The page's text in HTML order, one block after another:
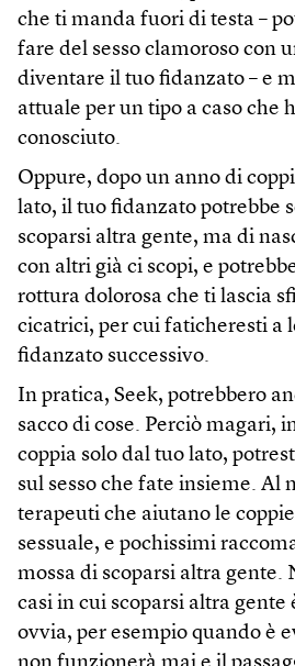
che ti manda fuori di testa –
fare del sesso clamoroso con
diventare il tuo fidanzato – e
attuale per un tipo a caso che
conosciuto.
Oppure, dopo un anno di
lato, il tuo fidanzato potrebbe
scoparsi altra gente, ma di
con altri già ci scopi, e
rottura dolorosa che ti lascia
cicatrici, per cui faticheresti a
fidanzato successivo.
In pratica, Seek, potrebbero
sacco di cose. Perciò magari,
coppia solo dal tuo lato,
sul sesso che fate insieme. Al
terapeuti che aiutano le
sessuale, e pochissimi
mossa di scoparsi altra gente.
casi in cui scoparsi altra gente
ovvia, per esempio quando è